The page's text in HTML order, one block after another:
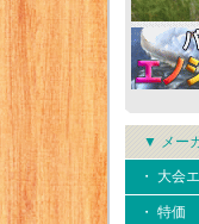
▼ メー
・ 大会
・ 特価